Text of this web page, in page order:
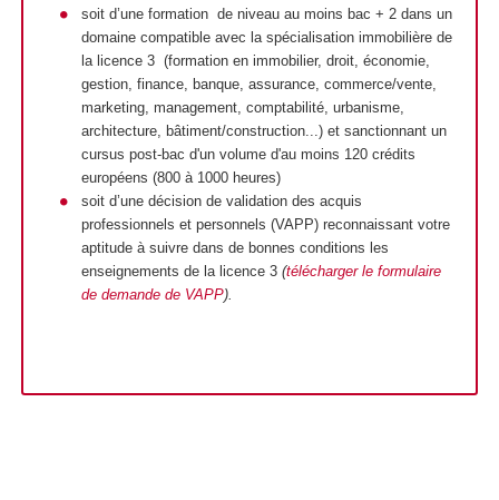
soit d’une formation de niveau au moins bac + 2 dans un
domaine compatible avec la spécialisation immobilière de
la licence 3 (formation en immobilier, droit, économie,
gestion, finance, banque, assurance, commerce/vente,
marketing, management, comptabilité, urbanisme,
architecture, bâtiment/construction...) et sanctionnant un
cursus post-bac d'un volume d'au moins 120 crédits
européens (800 à 1000 heures)
soit d’une décision de validation des acquis
professionnels et personnels (VAPP) reconnaissant votre
aptitude à suivre dans de bonnes conditions les
enseignements de la licence 3 (télécharger le formulaire
de demande de VAPP).